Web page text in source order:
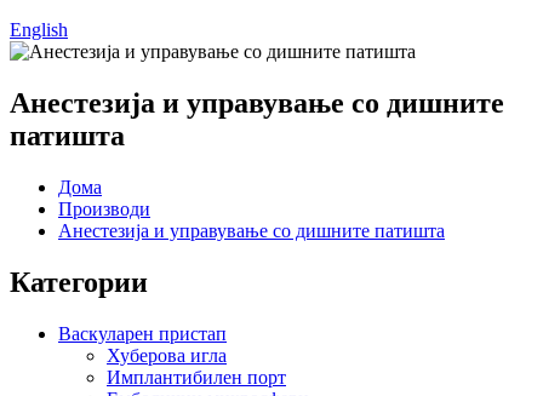
English
Анестезија и управување со дишните
патишта
Дома
Производи
Анестезија и управување со дишните патишта
Категории
Васкуларен пристап
Хуберова игла
Имплантибилен порт